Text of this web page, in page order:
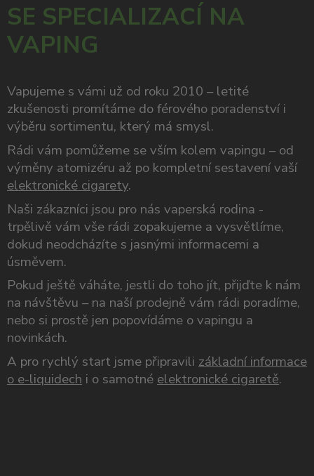
SE SPECIALIZACÍ NA
VAPING
Vapujeme s vámi už od roku 2010 – letité
zkušenosti promítáme do férového poradenství i
výběru sortimentu, který má smysl.
Rádi vám pomůžeme se vším kolem vapingu – od
výměny atomizéru až po kompletní sestavení vaší
elektronické cigarety.
Naši zákazníci jsou pro nás vaperská rodina -
trpělivě vám vše rádi zopakujeme a vysvětlíme,
dokud neodcházíte s jasnými informacemi a
úsměvem.
Pokud ještě váháte, jestli do toho jít, přijďte k nám
na návštěvu – na naší prodejně vám rádi poradíme,
nebo si prostě jen popovídáme o vapingu a
novinkách.
A pro rychlý start jsme připravili základní informace
o e-liquidech i o samotné elektronické cigaretě.